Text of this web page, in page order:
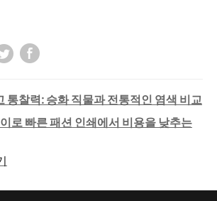
통찰력: 승화 직물과 전통적인 염색 비교
로 빠른 패션 인쇄에서 비용을 낮추는